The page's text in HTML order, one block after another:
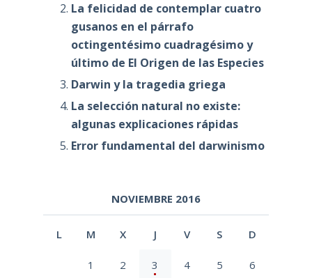
La felicidad de contemplar cuatro
gusanos en el párrafo
octingentésimo cuadragésimo y
último de El Origen de las Especies
Darwin y la tragedia griega
La selección natural no existe:
algunas explicaciones rápidas
Error fundamental del darwinismo
NOVIEMBRE 2016
L M X J V S D
1 2 3 4 5 6